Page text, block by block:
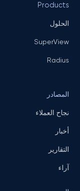
Products
الحلول
SuperView
Radius
المصادر
نجاح العملاء
أخبار
التقارير
آراء